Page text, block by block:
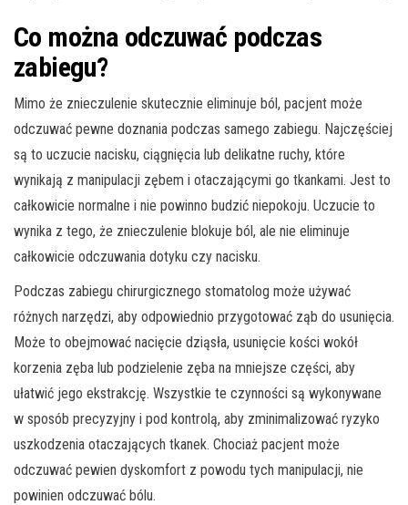
Co można odczuwać podczas
zabiegu?
Mimo że znieczulenie skutecznie eliminuje ból, pacjent może
odczuwać pewne doznania podczas samego zabiegu. Najczęściej
są to uczucie nacisku, ciągnięcia lub delikatne ruchy, które
wynikają z manipulacji zębem i otaczającymi go tkankami. Jest to
całkowicie normalne i nie powinno budzić niepokoju. Uczucie to
wynika z tego, że znieczulenie blokuje ból, ale nie eliminuje
całkowicie odczuwania dotyku czy nacisku.
Podczas zabiegu chirurgicznego stomatolog może używać
różnych narzędzi, aby odpowiednio przygotować ząb do usunięcia.
Może to obejmować nacięcie dziąsła, usunięcie kości wokół
korzenia zęba lub podzielenie zęba na mniejsze części, aby
ułatwić jego ekstrakcję. Wszystkie te czynności są wykonywane
w sposób precyzyjny i pod kontrolą, aby zminimalizować ryzyko
uszkodzenia otaczających tkanek. Chociaż pacjent może
odczuwać pewien dyskomfort z powodu tych manipulacji, nie
powinien odczuwać bólu.